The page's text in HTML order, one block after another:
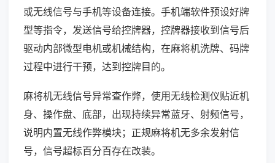
或无线信号与手机等设备连接。手机端软件预设好牌
型等指令，发送信号给控牌器，控牌器接收到信号后
驱动内部微型电机或机械结构，在麻将机洗牌、码牌
过程中进行干预，达到控牌目的。
麻将机无线信号异常查作弊，使用无线检测仪贴近机
身、操作盘、底部，出现持续异常蓝牙、射频信号，
说明内置无线作弊模块；正规麻将机无多余发射信
号，信号超标百分百存在改装。